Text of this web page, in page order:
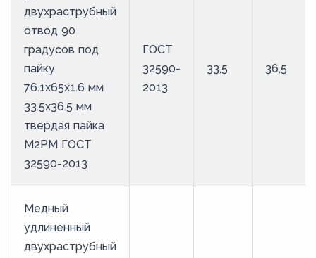
двухраструбный
отвод 90
градусов под
пайку
76.1х65х1.6 мм
33.5х36.5 мм
твердая пайка
М2РМ ГОСТ
32590-2013
ГОСТ
32590-
2013
33,5 36,5
Медный
удлиненный
двухраструбный